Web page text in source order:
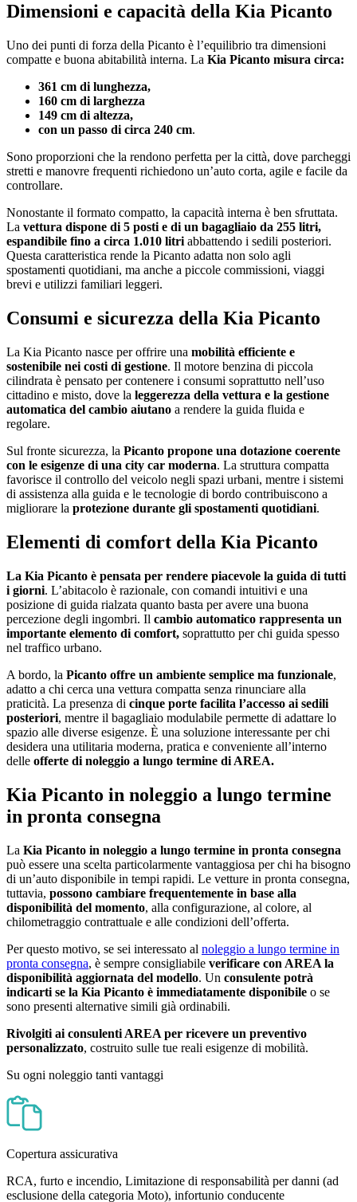
Dimensioni e capacità della Kia Picanto
Uno dei punti di forza della Picanto è l’equilibrio tra dimensioni
compatte e buona abitabilità interna. La Kia Picanto misura circa:
361 cm di lunghezza,
160 cm di larghezza
149 cm di altezza,
con un passo di circa 240 cm.
Sono proporzioni che la rendono perfetta per la città, dove parcheggi
stretti e manovre frequenti richiedono un’auto corta, agile e facile da
controllare.
Nonostante il formato compatto, la capacità interna è ben sfruttata.
La vettura dispone di 5 posti e di un bagagliaio da 255 litri,
espandibile fino a circa 1.010 litri abbattendo i sedili posteriori.
Questa caratteristica rende la Picanto adatta non solo agli
spostamenti quotidiani, ma anche a piccole commissioni, viaggi
brevi e utilizzi familiari leggeri.
Consumi e sicurezza della Kia Picanto
La Kia Picanto nasce per offrire una mobilità efficiente e
sostenibile nei costi di gestione. Il motore benzina di piccola
cilindrata è pensato per contenere i consumi soprattutto nell’uso
cittadino e misto, dove la leggerezza della vettura e la gestione
automatica del cambio aiutano a rendere la guida fluida e
regolare.
Sul fronte sicurezza, la Picanto propone una dotazione coerente
con le esigenze di una city car moderna. La struttura compatta
favorisce il controllo del veicolo negli spazi urbani, mentre i sistemi
di assistenza alla guida e le tecnologie di bordo contribuiscono a
migliorare la protezione durante gli spostamenti quotidiani.
Elementi di comfort della Kia Picanto
La Kia Picanto è pensata per rendere piacevole la guida di tutti
i giorni. L’abitacolo è razionale, con comandi intuitivi e una
posizione di guida rialzata quanto basta per avere una buona
percezione degli ingombri. Il cambio automatico rappresenta un
importante elemento di comfort, soprattutto per chi guida spesso
nel traffico urbano.
A bordo, la Picanto offre un ambiente semplice ma funzionale,
adatto a chi cerca una vettura compatta senza rinunciare alla
praticità. La presenza di cinque porte facilita l’accesso ai sedili
posteriori, mentre il bagagliaio modulabile permette di adattare lo
spazio alle diverse esigenze. È una soluzione interessante per chi
desidera una utilitaria moderna, pratica e conveniente all’interno
delle offerte di noleggio a lungo termine di AREA.
Kia Picanto in noleggio a lungo termine
in pronta consegna
La Kia Picanto in noleggio a lungo termine in pronta consegna
può essere una scelta particolarmente vantaggiosa per chi ha bisogno
di un’auto disponibile in tempi rapidi. Le vetture in pronta consegna,
tuttavia, possono cambiare frequentemente in base alla
disponibilità del momento, alla configurazione, al colore, al
chilometraggio contrattuale e alle condizioni dell’offerta.
Per questo motivo, se sei interessato al noleggio a lungo termine in
pronta consegna, è sempre consigliabile verificare con AREA la
disponibilità aggiornata del modello. Un consulente potrà
indicarti se la Kia Picanto è immediatamente disponibile o se
sono presenti alternative simili già ordinabili.
Rivolgiti ai consulenti AREA per ricevere un preventivo
personalizzato, costruito sulle tue reali esigenze di mobilità.
Su ogni noleggio tanti vantaggi
Copertura assicurativa
RCA, furto e incendio, Limitazione di responsabilità per danni (ad
esclusione della categoria Moto), infortunio conducente